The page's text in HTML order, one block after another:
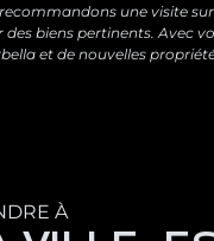
une visite
biens pertinents. Avec
et de nouvelles
À